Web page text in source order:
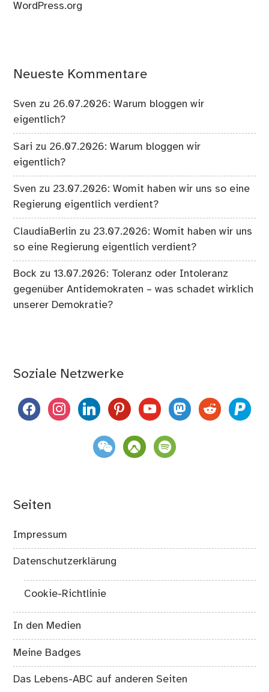
WordPress.org
Neueste Kommentare
Sven zu 26.07.2026: Warum bloggen wir
eigentlich?
Sari zu 26.07.2026: Warum bloggen wir
eigentlich?
Sven zu 23.07.2026: Womit haben wir uns so eine
Regierung eigentlich verdient?
ClaudiaBerlin zu 23.07.2026: Womit haben wir uns
so eine Regierung eigentlich verdient?
Bock zu13.07.2026: Toleranz oder Intoleranz
gegenüber Antidemokraten – was schadet wirklich
unserer Demokratie?
Soziale Netzwerke
facebookinstagramlinkedinpinterestyoutubemastodon
reddit paypal
weixin komootspotify
Seiten
Impressum
Datenschutzerklärung
Cookie-Richtlinie
In den Medien
Meine Badges
Das Lebens-ABC auf anderen Seiten